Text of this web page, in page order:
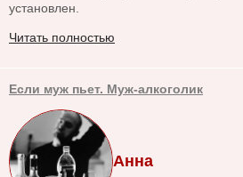
установлен.
Читать полностью
Если муж пьет. Муж-алкоголик
Анна